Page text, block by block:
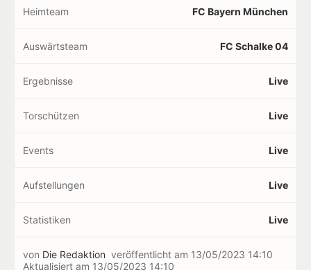
Heimteam FC Bayern München
Auswärtsteam FC Schalke 04
Ergebnisse Live
Torschützen Live
Events Live
Aufstellungen Live
Statistiken Live
von Die Redaktion veröffentlicht am 13/05/2023 14:10
Aktualisiert am 13/05/2023 14:10